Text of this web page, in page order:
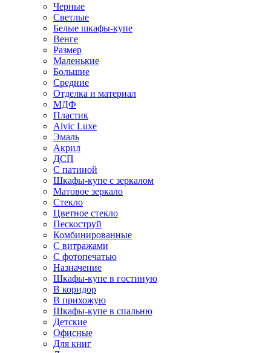
Черные
Светлые
Белые шкафы-купе
Венге
Размер
Маленькие
Большие
Средние
Отделка и материал
МДФ
Пластик
Alvic Luxe
Эмаль
Акрил
ДСП
С патиной
Шкафы-купе с зеркалом
Матовое зеркало
Стекло
Цветное стекло
Пескоструй
Комбинированные
С витражами
С фотопечатью
Назначение
Шкафы-купе в гостиную
В коридор
В прихожую
Шкафы-купе в спальню
Детские
Офисные
Для книг